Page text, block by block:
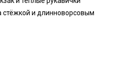
стёжкой и длинноворсовым